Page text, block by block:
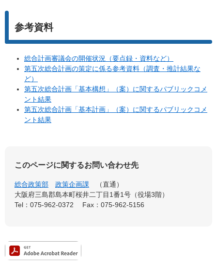
参考資料
総合計画審議会の開催状況（要点録・資料など）
第五次総合計画の策定に係る参考資料（調査・推計結果な
ど）
第五次総合計画「基本構想」（案）に関するパブリックコメ
ント結果
第五次総合計画「基本計画」（案）に関するパブリックコメ
ント結果
このページに関するお問い合わせ先
総合政策部 政策企画課
直通
大阪府三島郡島本町桜井二丁目1番1号（役場3階）
Tel：075-962-0372
Fax：075-962-5156